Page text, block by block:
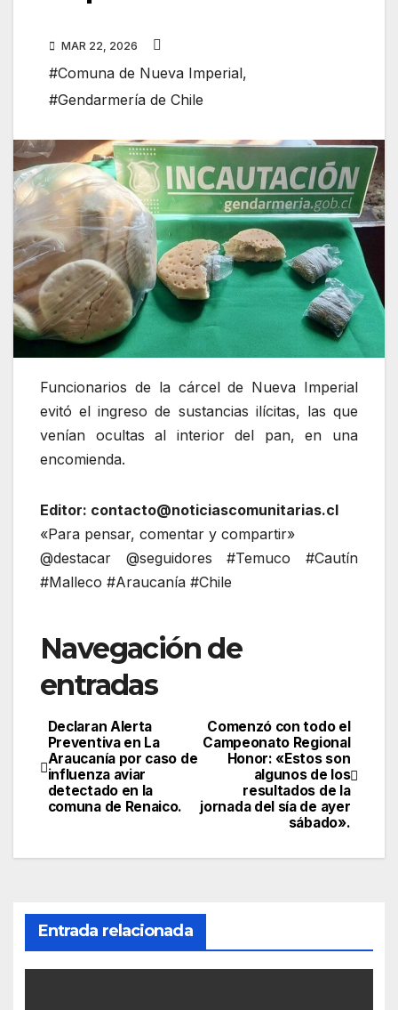
MAR 22, 2026
#Comuna de Nueva Imperial,
#Gendarmería de Chile
Funcionarios de la cárcel de Nueva Imperial
evitó el ingreso de sustancias ilícitas, las que
venían ocultas al interior del pan, en una
encomienda.
Editor: contacto@noticiascomunitarias.cl
«Para pensar, comentar y compartir»
@destacar @seguidores #Temuco #Cautín
#Malleco #Araucanía #Chile
Navegación de
entradas
Comenzó con todo el
Campeonato Regional
Honor: «Estos son
algunos de los
resultados de la
jornada del sía de ayer
sábado».
Declaran Alerta
Preventiva en La
Araucanía por caso de
influenza aviar
detectado en la
comuna de Renaico.
Entrada relacionada